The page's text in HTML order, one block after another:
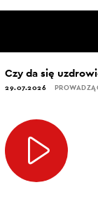
Czy da się
29.07.2026